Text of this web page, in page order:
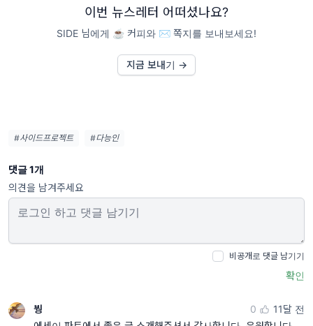
이번 뉴스레터 어떠셨나요?
SIDE 님에게 ☕️ 커피와 ✉️ 쪽지를 보내보세요!
지금 보내기 →
#사이드프로젝트 #다능인
댓글 1개
의견을 남겨주세요
비공개로 댓글 남기기
확인
붱 0
11달 전